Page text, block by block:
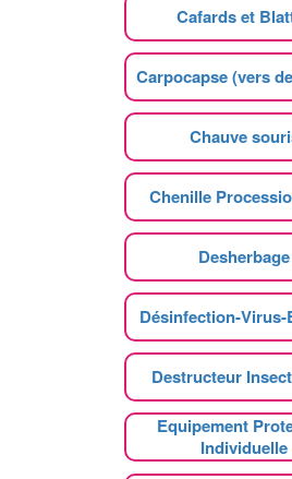
Cafards et
Carpocapse (vers
Chauve
Chenille
Desherbage
Désinfection-Virus-
Destructeur
Equipement
Individuelle